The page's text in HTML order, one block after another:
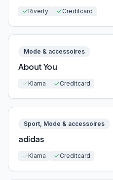
Riverty Creditcard
Mode & accessoires
About You
Klarna Creditcard
Sport, Mode & accessoires
adidas
Klarna Creditcard